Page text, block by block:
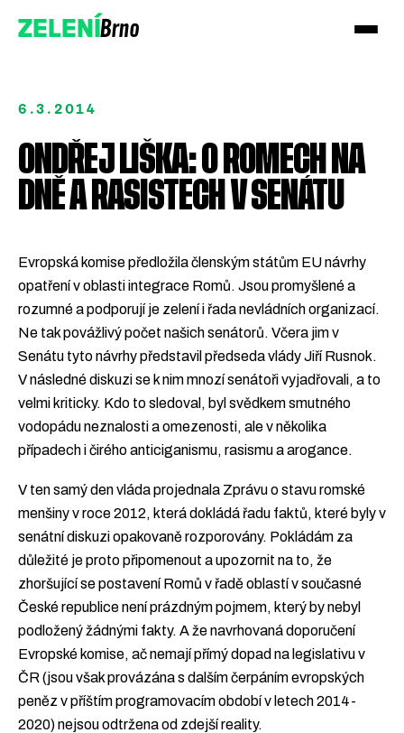
ZELENÍBrno
Podpořte nás darem
6.3.2014
ONDŘEJ LIŠKA: O ROMECH NA
DNĚ A RASISTECH V SENÁTU
Evropská komise předložila členským státům EU návrhy
opatření v oblasti integrace Romů. Jsou promyšlené a
rozumné a podporují je zelení i řada nevládních organizací.
Ne tak povážlivý počet našich senátorů. Včera jim v
Senátu tyto návrhy představil předseda vlády Jiří Rusnok.
V následné diskuzi se k nim mnozí senátoři vyjadřovali, a to
velmi kriticky. Kdo to sledoval, byl svědkem smutného
vodopádu neznalosti a omezenosti, ale v několika
případech i čirého anticiganismu, rasismu a arogance.
V ten samý den vláda projednala Zprávu o stavu romské
menšiny v roce 2012, která dokládá řadu faktů, které byly v
senátní diskuzi opakovaně rozporovány. Pokládám za
důležité je proto připomenout a upozornit na to, že
zhoršující se postavení Romů v řadě oblastí v současné
České republice není prázdným pojmem, který by nebyl
podložený žádnými fakty. A že navrhovaná doporučení
Evropské komise, ač nemají přímý dopad na legislativu v
ČR (jsou však provázána s dalším čerpáním evropských
peněz v příštím programovacím období v letech 2014-
2020) nejsou odtržena od zdejší reality.